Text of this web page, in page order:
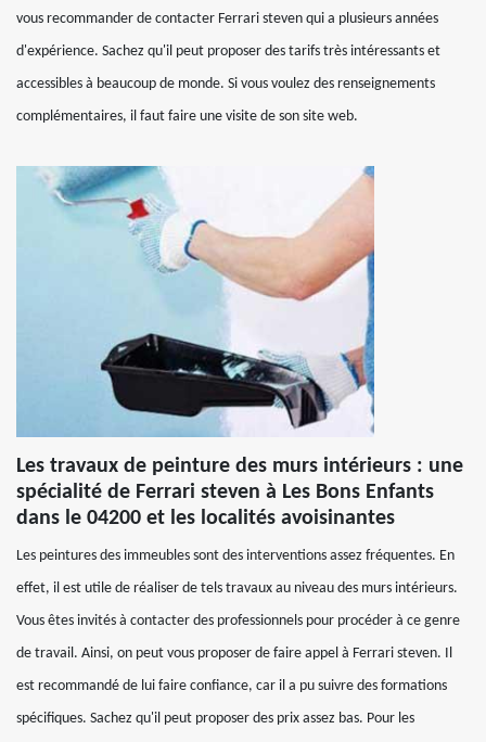
vous recommander de contacter Ferrari steven qui a plusieurs années
d'expérience. Sachez qu'il peut proposer des tarifs très intéressants et
accessibles à beaucoup de monde. Si vous voulez des renseignements
complémentaires, il faut faire une visite de son site web.
Les travaux de peinture des murs intérieurs : une
spécialité de Ferrari steven à Les Bons Enfants
dans le 04200 et les localités avoisinantes
Les peintures des immeubles sont des interventions assez fréquentes. En
effet, il est utile de réaliser de tels travaux au niveau des murs intérieurs.
Vous êtes invités à contacter des professionnels pour procéder à ce genre
de travail. Ainsi, on peut vous proposer de faire appel à Ferrari steven. Il
est recommandé de lui faire confiance, car il a pu suivre des formations
spécifiques. Sachez qu'il peut proposer des prix assez bas. Pour les